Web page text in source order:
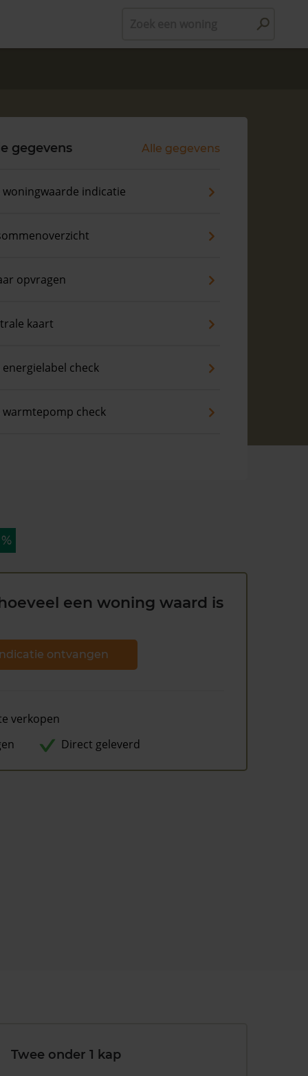
gegevens Alle gegevens
woningwaarde indicatie
opvragen
kaart
check
warmtepomp check
een woning waard is
ontvangen
verkopen
Direct geleverd
Twee onder 1 kap